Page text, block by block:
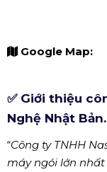
Google Map:
✅ Giới thiệu
Nghệ Nhật Bản.
Công ty TNHH
máy ngói lớn